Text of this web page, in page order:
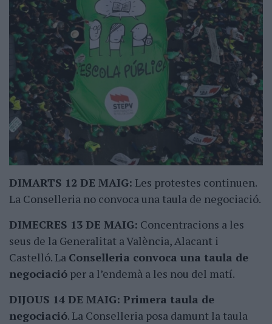
DIMARTS 12 DE MAIG: Les protestes continuen.
La Conselleria no convoca una taula de negociació.
DIMECRES 13 DE MAIG: Concentracions a les
seus de la Generalitat a València, Alacant i
Castelló. La Conselleria convoca una taula de
negociació per a l’endemà a les nou del matí.
DIJOUS 14 DE MAIG: Primera taula de
negociació. La Conselleria posa damunt la taula